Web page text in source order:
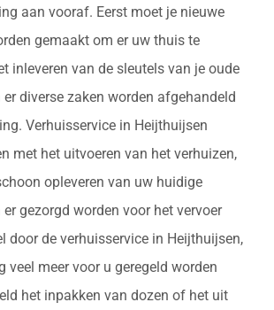
aan vooraf. Eerst moet je nieuwe
gemaakt om er uw thuis te
inleveren van de sleutels van je oude
diverse zaken worden afgehandeld
Verhuisservice in Heijthuijsen
met het uitvoeren van het verhuizen,
opleveren van uw huidige
gezorgd worden voor het vervoer
door de verhuisservice in Heijthuijsen,
veel meer voor u geregeld worden
het inpakken van dozen of het uit